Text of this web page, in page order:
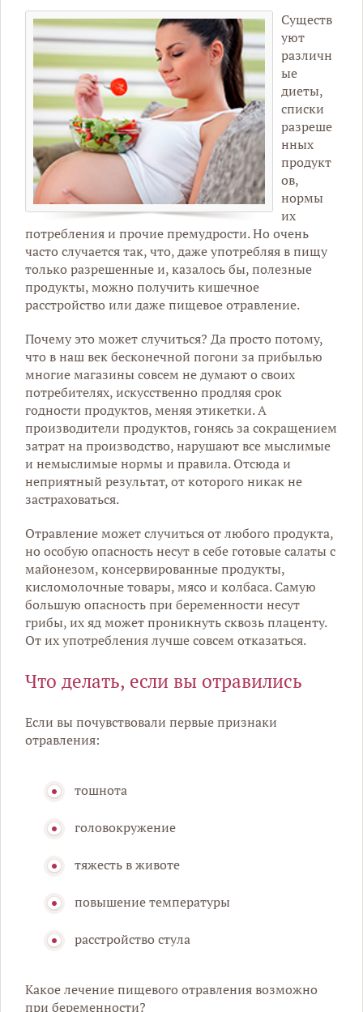
Существ
уют
различн
ые
диеты,
списки
разреше
нных
продукт
ов,
нормы
их
потребления и прочие премудрости. Но очень
часто случается так, что, даже употребляя в пищу
только разрешенные и, казалось бы, полезные
продукты, можно получить кишечное
расстройство или даже пищевое отравление.
Почему это может случиться? Да просто потому,
что в наш век бесконечной погони за прибылью
многие магазины совсем не думают о своих
потребителях, искусственно продляя срок
годности продуктов, меняя этикетки. А
производители продуктов, гонясь за сокращением
затрат на производство, нарушают все мыслимые
и немыслимые нормы и правила. Отсюда и
неприятный результат, от которого никак не
застраховаться.
Отравление может случиться от любого продукта,
но особую опасность несут в себе готовые салаты с
майонезом, консервированные продукты,
кисломолочные товары, мясо и колбаса. Самую
большую опасность при беременности несут
грибы, их яд может проникнуть сквозь плаценту.
От их употребления лучше совсем отказаться.
Что делать, если вы отравились
Если вы почувствовали первые признаки
отравления:
тошнота
головокружение
тяжесть в животе
повышение температуры
расстройство стула
Какое лечение пищевого отравления возможно
при беременности?